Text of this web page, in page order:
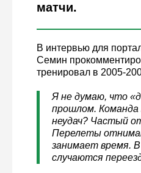
матчи.
В интервью для
Семин
тренировал в 2005-
Я не думаю, что
прошлом. Команда
неудач? Частый
Перелеты
занимает время.
случаются